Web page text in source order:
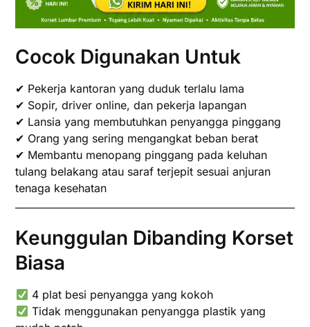
Cocok Digunakan Untuk
✔ Pekerja kantoran yang duduk terlalu lama
✔ Sopir, driver online, dan pekerja lapangan
✔ Lansia yang membutuhkan penyangga pinggang
✔ Orang yang sering mengangkat beban berat
✔ Membantu menopang pinggang pada keluhan
tulang belakang atau saraf terjepit sesuai anjuran
tenaga kesehatan
Keunggulan Dibanding Korset
Biasa
4 plat besi penyangga yang kokoh
Tidak menggunakan penyangga plastik yang